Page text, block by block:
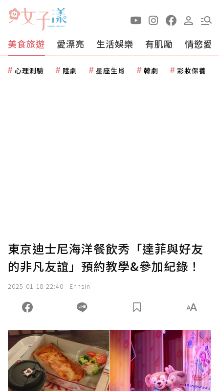
美食旅遊 愛漂亮 生活娛樂 有肌勵 情慾愛
心理測驗 陸劇 星座生肖 韓劇 彩妝保養
東京迪士尼海洋餐飲秀「達菲與好友
的非凡友誼」預約教學&參加紀錄！
2025-01-18 22:40 Enhsin